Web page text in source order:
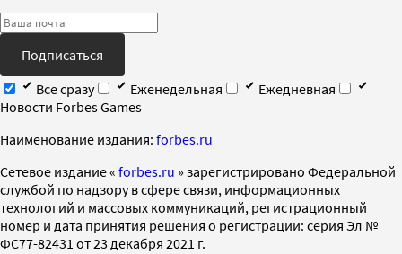
Подписаться
Все сразу
Еженедельная
Ежедневная
Новости Forbes Games
Наименование издания: forbes.ru
Cетевое издание « forbes.ru » зарегистрировано Федеральной
службой по надзору в сфере связи, информационных
технологий и массовых коммуникаций, регистрационный
номер и дата принятия решения о регистрации: серия Эл №
ФС77-82431 от 23 декабря 2021 г.